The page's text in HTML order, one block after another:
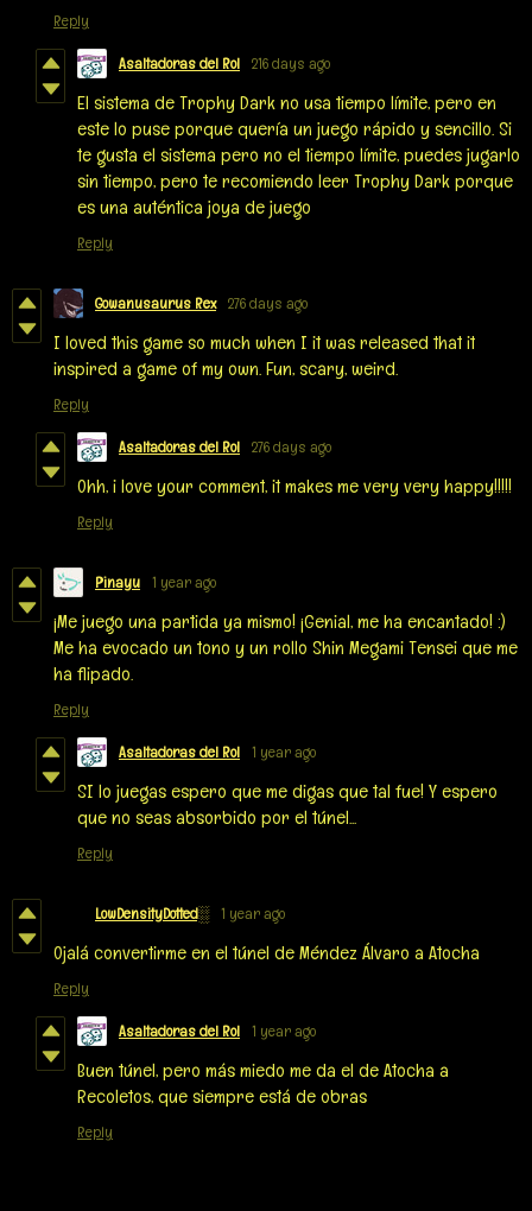
Reply
Asaltadoras del Rol 216 days ago
El sistema de Trophy Dark no usa tiempo límite, pero en
este lo puse porque quería un juego rápido y sencillo. Si
te gusta el sistema pero no el tiempo límite, puedes jugarlo
sin tiempo, pero te recomiendo leer Trophy Dark porque
es una auténtica joya de juego
Reply
Gowanusaurus Rex 276 days ago
I loved this game so much when I it was released that it
inspired a game of my own. Fun, scary, weird.
Reply
Asaltadoras del Rol 276 days ago
Ohh, i love your comment, it makes me very very happy!!!!!
Reply
Pinayu 1 year ago
¡Me juego una partida ya mismo! ¡Genial, me ha encantado! :)
Me ha evocado un tono y un rollo Shin Megami Tensei que me
ha flipado.
Reply
Asaltadoras del Rol 1 year ago
SI lo juegas espero que me digas que tal fue! Y espero
que no seas absorbido por el túnel...
Reply
LowDensityDotted░ 1 year ago
Ojalá convertirme en el túnel de Méndez Álvaro a Atocha
Reply
Asaltadoras del Rol 1 year ago
Buen túnel, pero más miedo me da el de Atocha a
Recoletos, que siempre está de obras
Reply